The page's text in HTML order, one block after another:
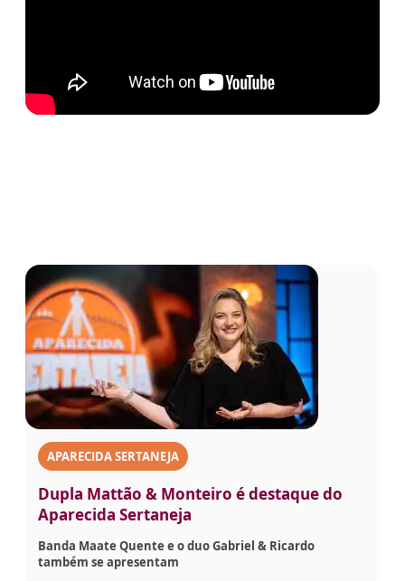
APARECIDA SERTANEJA
Dupla Mattão & Monteiro é destaque do
Aparecida Sertaneja
Banda Maate Quente e o duo Gabriel & Ricardo
também se apresentam